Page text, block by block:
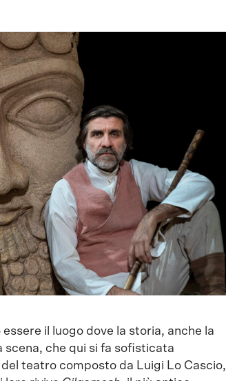
il luogo dove la storia, anche la
scena, che qui si fa sofisticata
teatro composto da Luigi Lo Cascio,